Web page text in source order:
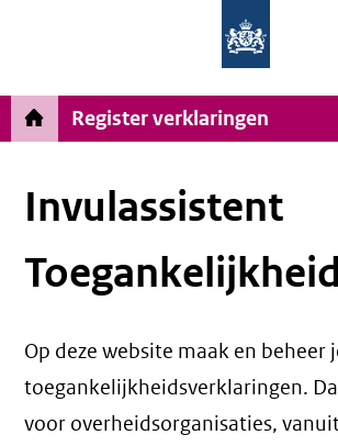
inhoud
van
Zaken
en
Homepage
van
Toegankelijkheidsverklaring
Hoofdnavigatie
Register verklaringen
Invulassistent
Op deze website maak en beheer
toegankelijkheidsverklaringen.
voor overheidsorganisaties,